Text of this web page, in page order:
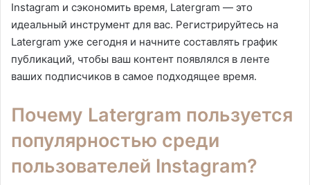
Instagram и сэкономить время, Latergram — это
идеальный инструмент для вас. Регистрируйтесь на
Latergram уже сегодня и начните составлять график
публикаций, чтобы ваш контент появлялся в ленте
ваших подписчиков в самое подходящее время.
Почему Latergram пользуется
популярностью среди
пользователей Instagram?